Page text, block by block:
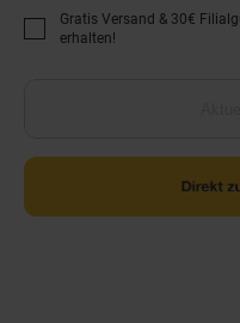
Promotion "Gratis Versand
Gratis Versand & 30€
erhalten!